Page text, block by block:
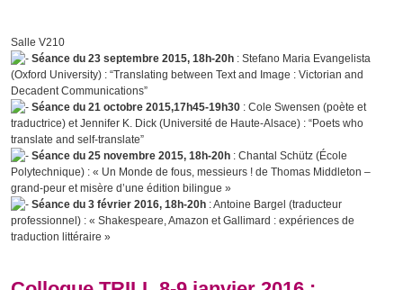
Salle V210
Séance du 23 septembre 2015, 18h-20h : Stefano Maria Evangelista
(Oxford University) : “Translating between Text and Image : Victorian and
Decadent Communications”
Séance du 21 octobre 2015,17h45-19h30 : Cole Swensen (poète et
traductrice) et Jennifer K. Dick (Université de Haute-Alsace) : “Poets who
translate and self-translate”
Séance du 25 novembre 2015, 18h-20h : Chantal Schütz (École
Polytechnique) : « Un Monde de fous, messieurs ! de Thomas Middleton –
grand-peur et misère d’une édition bilingue »
Séance du 3 février 2016, 18h-20h : Antoine Bargel (traducteur
professionnel) : « Shakespeare, Amazon et Gallimard : expériences de
traduction littéraire »